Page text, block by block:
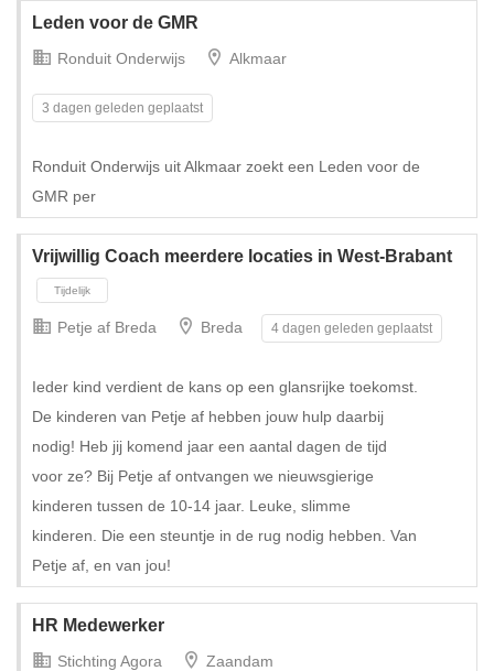
Leden voor de GMR
Ronduit Onderwijs Alkmaar
3 dagen geleden geplaatst
Ronduit Onderwijs uit Alkmaar zoekt een Leden voor de
GMR per
Vrijwillig Coach meerdere locaties in West-Brabant
Tijdelijk
Petje af Breda Breda 4 dagen geleden geplaatst
Ieder kind verdient de kans op een glansrijke toekomst.
De kinderen van Petje af hebben jouw hulp daarbij
nodig! Heb jij komend jaar een aantal dagen de tijd
voor ze? Bij Petje af ontvangen we nieuwsgierige
kinderen tussen de 10-14 jaar. Leuke, slimme
kinderen. Die een steuntje in de rug nodig hebben. Van
Petje af, en van jou!
HR Medewerker
Stichting Agora Zaandam